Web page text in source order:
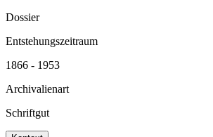
Dossier
Entstehungszeitraum
1866 - 1953
Archivalienart
Schriftgut